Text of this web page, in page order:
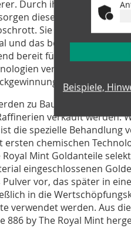
Durch ihre präzise,
diese Maschinen für
Sie zerlegen
und das bei minimalem
bereit für die weitere
verschiedene
weiter trennt
zu Baustoffen
verkauft werden.
die spezielle Behandlung
chemischen
Mint Goldanteile
eingeschlossenen
vor, das später in
in die
verwendet werden. Aus
886 by The Royal Mint
Beispiele,